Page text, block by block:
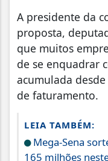
A presidente da
proposta,
que muitos
de se enquadrar
acumulada
de faturamento.
LEIA TAMBÉM:
Mega-Sena
165 milhões